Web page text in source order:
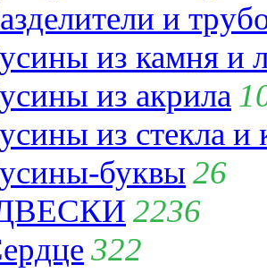
и
из камня и
из акрила
из стекла и
буквы 26
2236
322